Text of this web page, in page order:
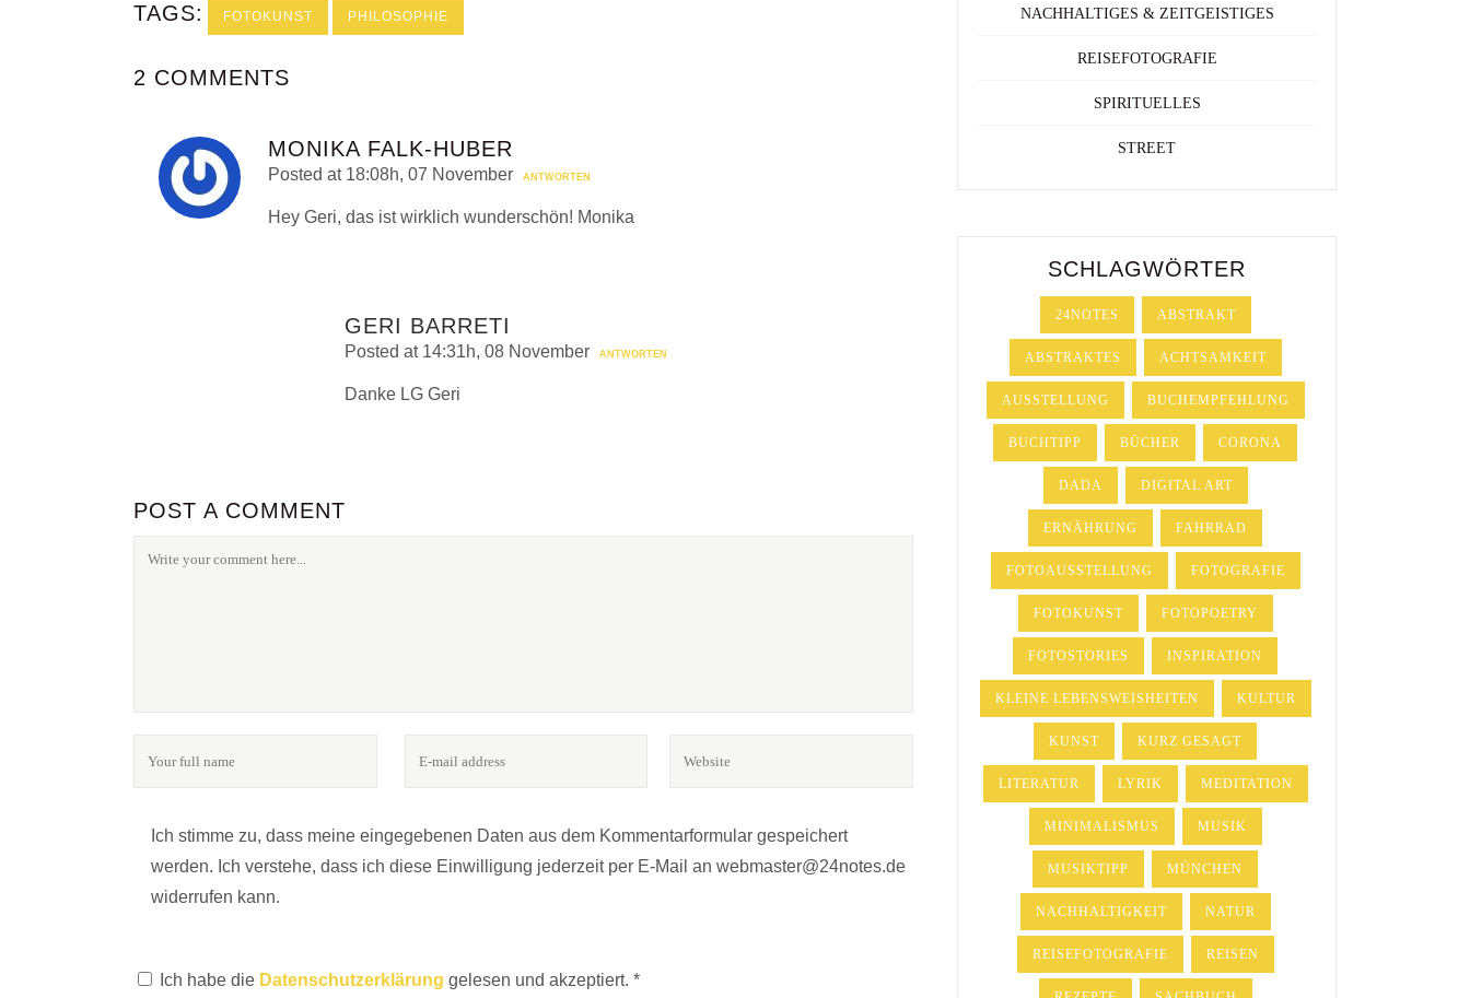
TAGS: FOTOKUNST PHILOSOPHIE
2 COMMENTS
MONIKA FALK-HUBER
Posted at 18:08h, 07 November ANTWORTEN
Hey Geri, das ist wirklich wunderschön! Monika
GERI BARRETI
Posted at 14:31h, 08 November ANTWORTEN
Danke LG Geri
POST A COMMENT
Ich stimme zu, dass meine eingegebenen Daten aus dem Kommentarformular gespeichert
werden. Ich verstehe, dass ich diese Einwilligung jederzeit per E-Mail an webmaster@24notes.de
widerrufen kann.
Ich habe die Datenschutzerklärung gelesen und akzeptiert. *
NACHHALTIGES & ZEITGEISTIGES
REISEFOTOGRAFIE
SPIRITUELLES
STREET
SCHLAGWÖRTER
24NOTES ABSTRAKT
ABSTRAKTES ACHTSAMKEIT
AUSSTELLUNG BUCHEMPFEHLUNG
BUCHTIPP BÜCHER CORONA
DADA DIGITAL ART
ERNÄHRUNG FAHRRAD
FOTOAUSSTELLUNG FOTOGRAFIE
FOTOKUNST FOTOPOETRY
FOTOSTORIES INSPIRATION
KLEINE LEBENSWEISHEITEN KULTUR
KUNST KURZ GESAGT
LITERATUR LYRIK MEDITATION
MINIMALISMUS MUSIK
MUSIKTIPP MÜNCHEN
NACHHALTIGKEIT NATUR
REISEFOTOGRAFIE REISEN
24notes - das Online-Magazin für Fotografie & Kultur.
BÜCHER? MUSIK?*